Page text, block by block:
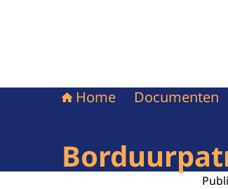
Home Documenten